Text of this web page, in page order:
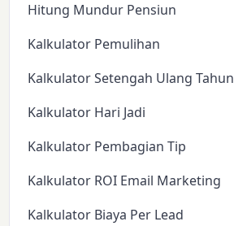
Hitung Mundur Pensiun
Kalkulator Pemulihan
Kalkulator Setengah Ulang Tahun
Kalkulator Hari Jadi
Kalkulator Pembagian Tip
Kalkulator ROI Email Marketing
Kalkulator Biaya Per Lead